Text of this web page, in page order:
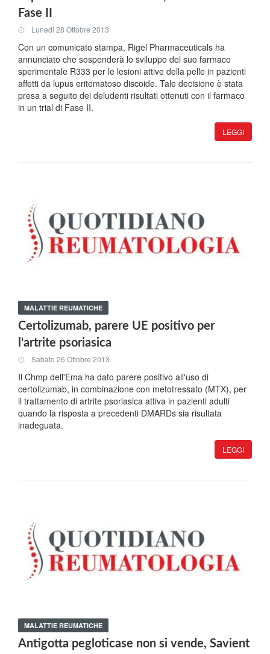
Fase II
Lunedi 28 Ottobre 2013
Con un comunicato stampa, Rigel Pharmaceuticals ha
annunciato che sospenderà lo sviluppo del suo farmaco
sperimentale R333 per le lesioni attive della pelle in pazienti
affetti da lupus eritematoso discoide. Tale decisione è stata
presa a seguito dei deludenti risultati ottenuti con il farmaco
in un trial di Fase II.
LEGGI
MALATTIE REUMATICHE
Certolizumab, parere UE positivo per
l'artrite psoriasica
Sabato 26 Ottobre 2013
Il Chmp dell'Ema ha dato parere positivo all'uso di
certolizumab, in combinazione con metotressato (MTX), per
il trattamento di artrite psoriasica attiva in pazienti adulti
quando la risposta a precedenti DMARDs sia risultata
inadeguata.
LEGGI
MALATTIE REUMATICHE
Antigotta pegloticase non si vende, Savient